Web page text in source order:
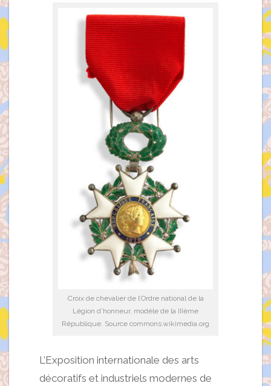
Croix de chevalier de l’Ordre national de la
Légion d’honneur, modèle de la IIIème
République. Source commons.wikimedia.org
L’Exposition internationale des arts
décoratifs et industriels modernes de